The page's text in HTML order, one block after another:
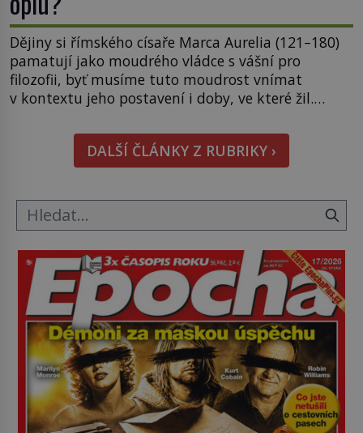
Dějiny si římského císaře Marca Aurelia (121–180)
pamatují jako moudrého vládce s vášní pro
filozofii, byť musíme tuto moudrost vnímat
v kontextu jeho postavení i doby, ve které žil.
pravdu na padrť a prohlásit, že to byl jen životem
unavený a drogou ovládaný muž? Marcus Aurelius
byl zastáncem stoicismu, učení, […]
DALŠÍ ČLÁNKY Z RUBRIKY ›